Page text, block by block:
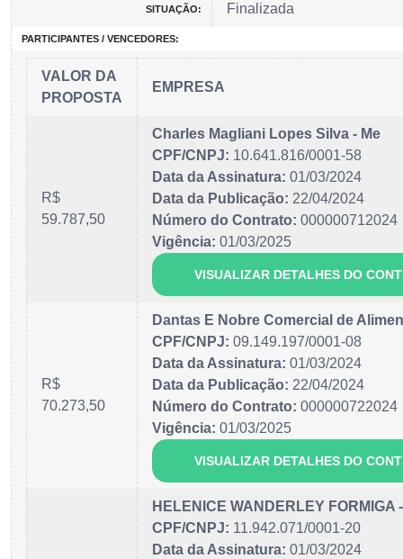
SITUAÇÃO: Finalizada
PARTICIPANTES / VENCEDORES:
VALOR DA
PROPOSTA
EMPRESA
R$
59.787,50
Charles Magliani Lopes Silva - Me
CPF/CNPJ: 10.641.816/0001-58
Data da Assinatura: 01/03/2024
Data da Publicação: 22/04/2024
Número do Contrato: 000000712024
Vigência: 01/03/2025
VISUALIZAR DETALHES DO
R$
70.273,50
Dantas E Nobre Comercial de
CPF/CNPJ: 09.149.197/0001-08
Data da Assinatura: 01/03/2024
Data da Publicação: 22/04/2024
Número do Contrato: 000000722024
Vigência: 01/03/2025
VISUALIZAR DETALHES DO
HELENICE WANDERLEY FORMIGA
CPF/CNPJ: 11.942.071/0001-20
Data da Assinatura: 01/03/2024